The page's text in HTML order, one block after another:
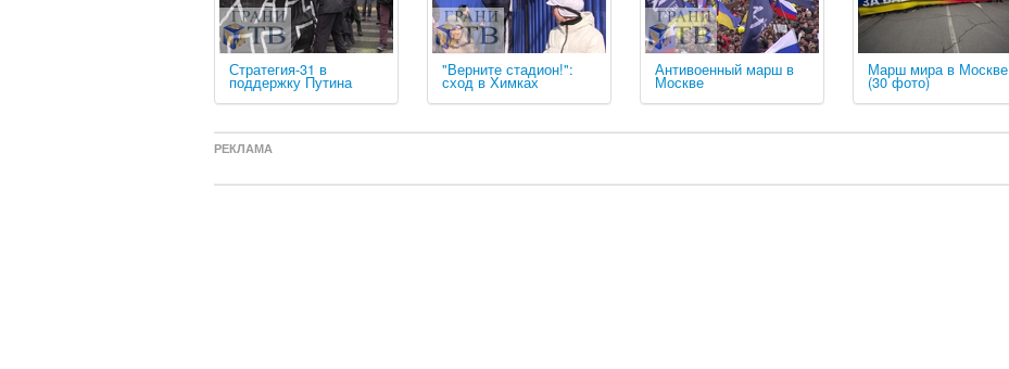
Стратегия-31 в
поддержку Путина
"Верните стадион!":
сход в Химках
Антивоенный марш в
Москве
Марш мира в Москве
(30 фото)
РЕКЛАМА